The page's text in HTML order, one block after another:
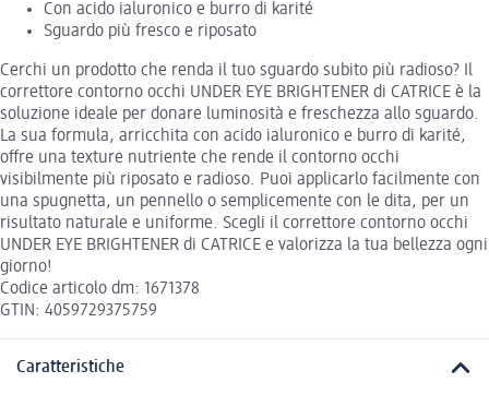
Con acido ialuronico e burro di karité
Sguardo più fresco e riposato
Cerchi un prodotto che renda il tuo sguardo subito più radioso? Il
correttore contorno occhi UNDER EYE BRIGHTENER di CATRICE è la
soluzione ideale per donare luminosità e freschezza allo sguardo.
La sua formula, arricchita con acido ialuronico e burro di karité,
offre una texture nutriente che rende il contorno occhi
visibilmente più riposato e radioso. Puoi applicarlo facilmente con
una spugnetta, un pennello o semplicemente con le dita, per un
risultato naturale e uniforme. Scegli il correttore contorno occhi
UNDER EYE BRIGHTENER di CATRICE e valorizza la tua bellezza ogni
giorno!
Codice articolo dm: 1671378
GTIN: 4059729375759
Caratteristiche